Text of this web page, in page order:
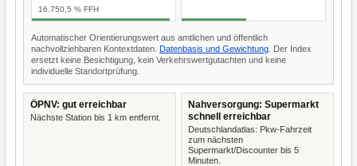
16.750,5 % FFH
Automatischer Orientierungswert aus amtlichen und öffentlich
nachvollziehbaren Kontextdaten. Datenbasis und Gewichtung . Der Index
ersetzt keine Besichtigung, kein Verkehrswertgutachten und keine
individuelle Standortprüfung.
ÖPNV: gut erreichbar
Nächste Station bis 1 km entfernt.
Nahversorgung: Supermarkt
schnell erreichbar
Deutschlandatlas: Pkw-Fahrzeit
zum nächsten
Supermarkt/Discounter bis 5
Minuten.